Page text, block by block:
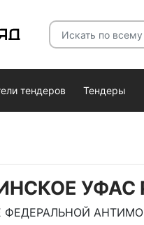
тендеров Тендеры
УФАС
ФЕДЕРАЛЬНОЙ